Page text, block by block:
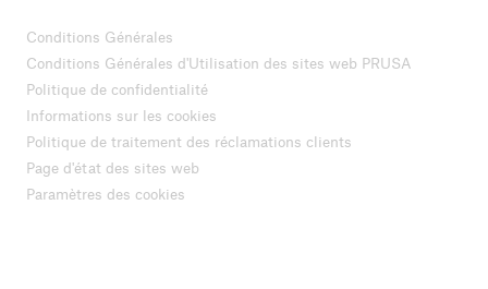
Conditions Générales
Conditions Générales d'Utilisation des sites web PRUSA
Politique de confidentialité
Informations sur les cookies
Politique de traitement des réclamations clients
Page d'état des sites web
Paramètres des cookies